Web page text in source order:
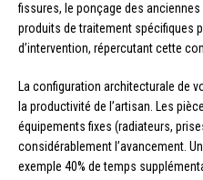
fissures, le ponçage des
produits de traitement spécifiques
d’intervention, répercutant cette
La configuration architecturale de
la productivité de l’artisan. Les
équipements fixes (radiateurs,
considérablement l’avancement.
exemple 40% de temps